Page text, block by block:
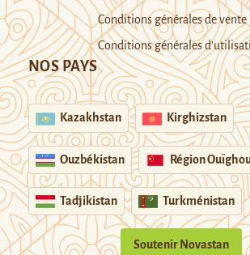
Conditions générales de vente
Conditions générales
NOS PAYS
Kazakhstan Kirghizstan
Ouzbékistan Région
Tadjikistan Turkménistan
Soutenir Novastan